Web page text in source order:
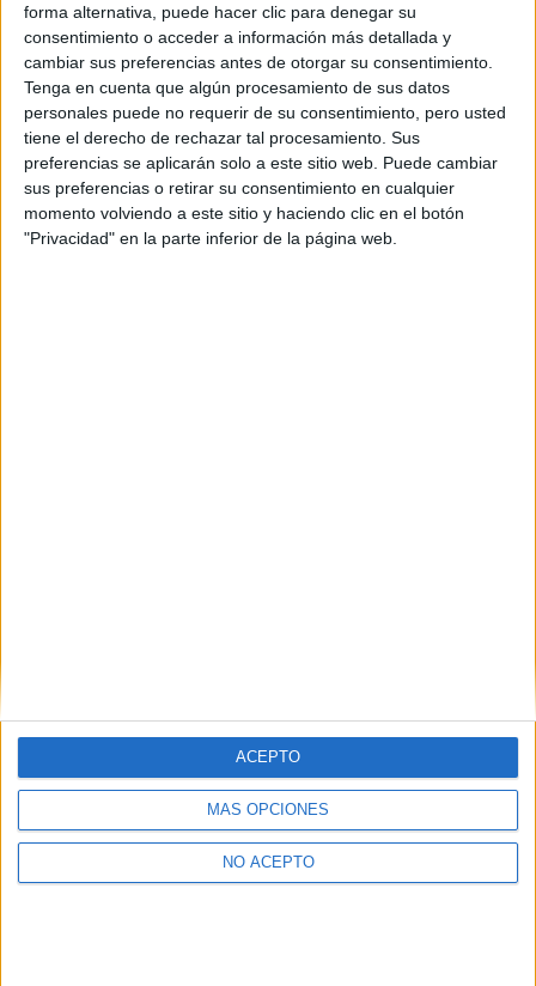
forma alternativa, puede hacer clic para denegar su
consentimiento o acceder a información más detallada y
cambiar sus preferencias antes de otorgar su consentimiento.
Tenga en cuenta que algún procesamiento de sus datos
personales puede no requerir de su consentimiento, pero usted
tiene el derecho de rechazar tal procesamiento. Sus
preferencias se aplicarán solo a este sitio web. Puede cambiar
sus preferencias o retirar su consentimiento en cualquier
momento volviendo a este sitio y haciendo clic en el botón
"Privacidad" en la parte inferior de la página web.
MÁS OPCIONES
NO ACEPTO
ACEPTO
UNA DECISIÓN URGENTE PARA EL FUTURO
Traslado de expediente con la misma carrera.
Colegio Mayor en Madrid